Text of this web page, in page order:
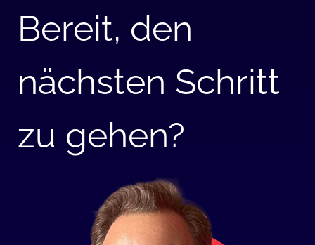
Bereit, den
nächsten Schritt
zu gehen?